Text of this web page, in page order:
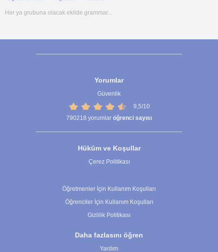
Her ya grubuna olacak ekilde grammar...
Yorumlar
Güvenlik
9,5/10
790218 yorumlar öğrenci sayısı
Hüküm ve Koşullar
Çerez Politikası
Öğretmenler İçin Kullanım Koşulları
Öğrenciler İçin Kullanım Koşulları
Gizlilik Politikası
Daha fazlasını öğren
Yardım